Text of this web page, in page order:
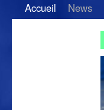
Accueil News